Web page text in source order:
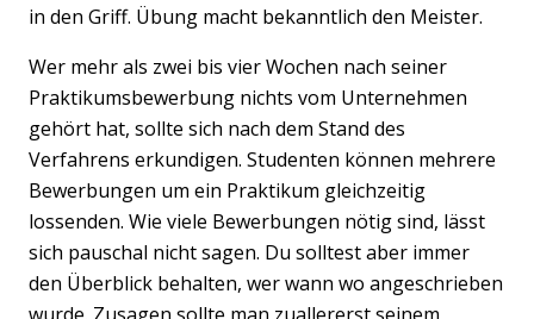
in den Griff. Übung macht bekanntlich den Meister.
Wer mehr als zwei bis vier Wochen nach seiner
Praktikumsbewerbung nichts vom Unternehmen
gehört hat, sollte sich nach dem Stand des
Verfahrens erkundigen. Studenten können mehrere
Bewerbungen um ein Praktikum gleichzeitig
lossenden. Wie viele Bewerbungen nötig sind, lässt
sich pauschal nicht sagen. Du solltest aber immer
den Überblick behalten, wer wann wo angeschrieben